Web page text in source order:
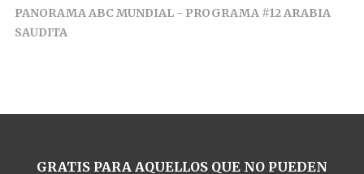
PANORAMA ABC MUNDIAL - PROGRAMA #12 ARABIA
SAUDITA
GRATIS PARA AQUELLOS QUE NO PUEDEN